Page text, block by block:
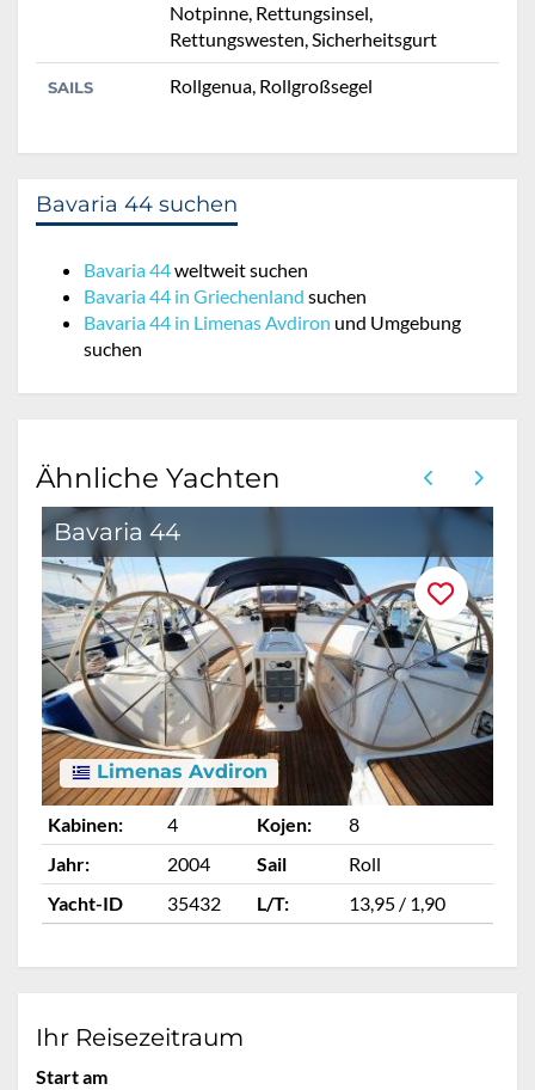
Notpinne, Rettungsinsel,
Rettungswesten, Sicherheitsgurt
SAILS Rollgenua, Rollgroßsegel
Bavaria 44 suchen
Bavaria 44weltweit suchen
Bavaria 44 in Griechenland suchen
Bavaria 44 in Limenas Avdiron und Umgebung
suchen
Ähnliche Yachten
Bavaria 44
Limenas Avdiron
Kabinen: 4 Kojen:
8
Jahr:
2004 Sail
Roll
Yacht-ID
35432 L/T: 13,95 / 1,90
Ihr Reisezeitraum
Start am